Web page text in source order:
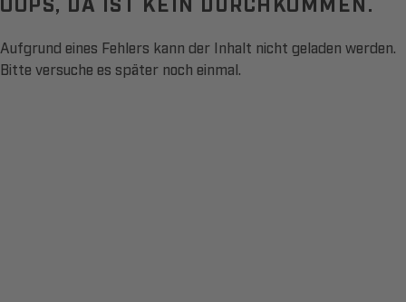
Aufgrund eines Fehlers kann der Inhalt nicht geladen werden.
Bitte versuche es später noch einmal.